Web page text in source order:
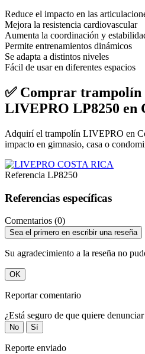
Reduce el impacto en las
Mejora la resistencia cardiovascular
Aumenta la coordinación y
Permite entrenamientos dinámicos
Se adapta a distintos niveles
Fácil de usar en diferentes espacios
✅ Comprar trampolín
LIVEPRO LP8250 en
Adquirí el trampolín LIVEPRO en
impacto en gimnasio, casa o
Referencia LP8250
Referencias específicas
Comentarios (0)
Sea el primero en escribir una reseña
Su agradecimiento a la reseña no
OK
Reportar comentario
¿Está seguro de que quiere
No Sí
Reporte enviado